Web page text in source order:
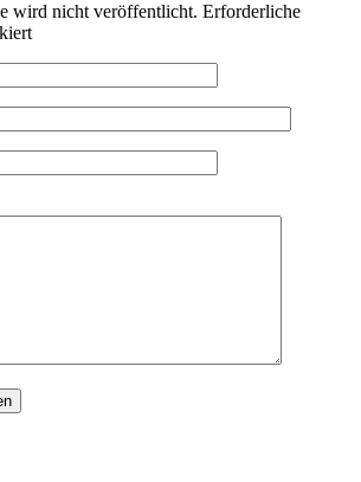
wird nicht veröffentlicht. Erforderliche